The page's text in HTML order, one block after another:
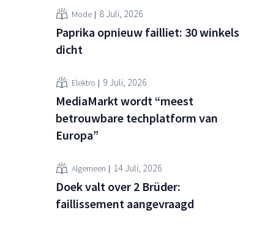
Mode 8 Juli, 2026
Paprika opnieuw failliet: 30 winkels
dicht
Elektro 9 Juli, 2026
MediaMarkt wordt “meest
betrouwbare techplatform van
Europa”
Algemeen 14 Juli, 2026
Doek valt over 2 Brüder:
faillissement aangevraagd